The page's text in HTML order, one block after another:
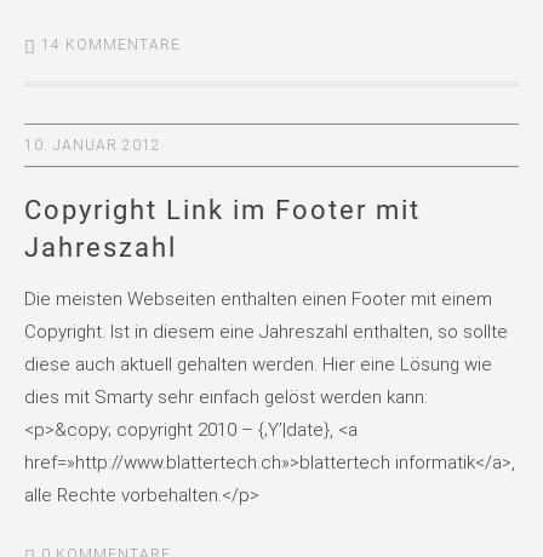
14 KOMMENTARE
10. JANUAR 2012
Copyright Link im Footer mit
Jahreszahl
Die meisten Webseiten enthalten einen Footer mit einem
Copyright. Ist in diesem eine Jahreszahl enthalten, so sollte
diese auch aktuell gehalten werden. Hier eine Lösung wie
dies mit Smarty sehr einfach gelöst werden kann:
<p>&copy; copyright 2010 – {‚Y’|date}, <a
href=»http://www.blattertech.ch»>blattertech informatik</a>,
alle Rechte vorbehalten.</p>